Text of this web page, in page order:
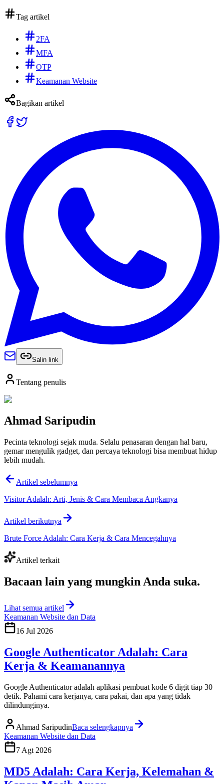
Tag artikel
2FA
MFA
OTP
Keamanan Website
Bagikan artikel
Salin link
Tentang penulis
Ahmad Saripudin
Pecinta teknologi sejak muda. Selalu penasaran dengan hal baru,
gemar mengulik gadget, dan percaya teknologi bisa membuat hidup
lebih mudah.
Artikel sebelumnya
Visitor Adalah: Arti, Jenis & Cara Membaca Angkanya
Artikel berikutnya
Brute Force Adalah: Cara Kerja & Cara Mencegahnya
Artikel terkait
Bacaan lain yang mungkin Anda suka.
Lihat semua artikel
Keamanan Website dan Data
16 Jul 2026
Google Authenticator Adalah: Cara
Kerja & Keamanannya
Google Authenticator adalah aplikasi pembuat kode 6 digit tiap 30
detik. Pahami cara kerjanya, cara pakai, dan apa yang tidak
dilindunginya.
Ahmad SaripudinBaca selengkapnya
Keamanan Website dan Data
7 Agt 2026
MD5 Adalah: Cara Kerja, Kelemahan &